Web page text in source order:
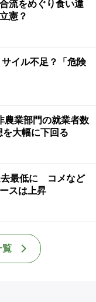
流をめぐり食い違
憲？
イル不足？「危険
業部門の就業者数
大幅に下回る
最低に コメなど
スは上昇
覧